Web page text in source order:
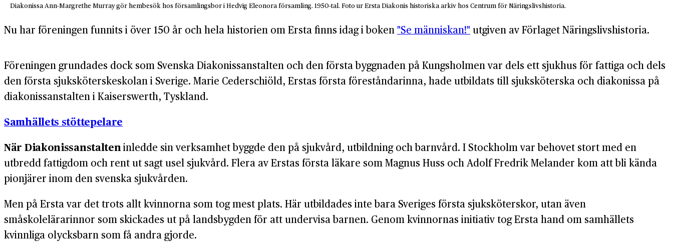
Diakonissa Ann-Margrethe Murray gör hembesök hos församlingsbor i Hedvig Eleonora församling. 1950-tal. Foto ur Ersta Diakonis historiska arkiv hos Centrum för Näringslivshistoria.
Nu har föreningen funnits i över 150 år och hela historien om Ersta finns idag i boken"Se människan!" utgiven av Förlaget Näringslivshistoria.
Föreningen grundades dock som Svenska Diakonissanstalten och den första byggnaden på Kungsholmen var dels ett sjukhus för fattiga och dels
den första sjuksköterskeskolan i Sverige. Marie Cederschiöld, Erstas första föreståndarinna, hade utbildats till sjuksköterska och diakonissa på
diakonissanstalten i Kaiserswerth, Tyskland.
Samhällets stöttepelare
När Diakonissanstalteninledde sin verksamhet byggde den på sjukvård, utbildning och barnvård. I Stockholm var behovet stort med en
utbredd fattigdom och rent ut sagt usel sjukvård. Flera av Erstas första läkare som Magnus Huss och Adolf Fredrik Melander kom att bli kända
pionjärer inom den svenska sjukvården.
Men på Ersta var det trots allt kvinnorna som tog mest plats. Här utbildades inte bara Sveriges första sjuksköterskor, utan även
småskolelärarinnor som skickades ut på landsbygden för att undervisa barnen. Genom kvinnornas initiativ tog Ersta hand om samhällets
kvinnliga olycksbarn som få andra gjorde.